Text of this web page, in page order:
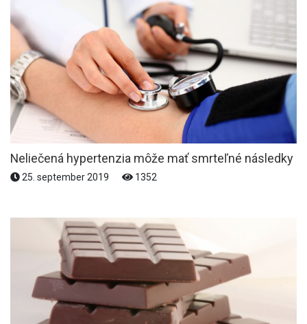
Neliečená hypertenzia môže mať smrteľné následky
25. september 2019 1352